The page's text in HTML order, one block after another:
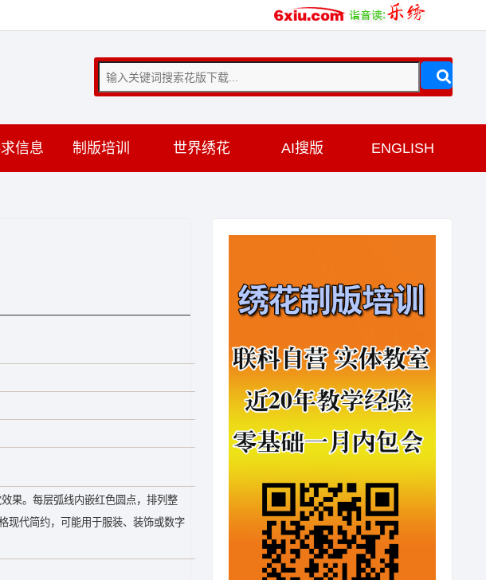
信息 制版培训 世界绣花 AI搜版 ENGLISH
果。每层弧线内嵌红色圆点，排列整
现代简约，可能用于服装、装饰或数字